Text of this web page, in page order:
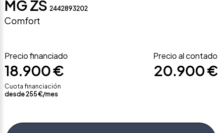
MG ZS 2442893202
Comfort
Precio financiado
18.900 €
Cuota financiación
desde255€/mes
Precio al contado
20.900 €